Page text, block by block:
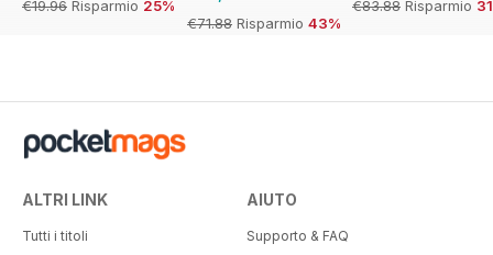
€19.96 Risparmio 25%
€71.88 Risparmio 43%
€83.88 Risparmio
ALTRI LINK
Tutti i titoli
AIUTO
Supporto & FAQ